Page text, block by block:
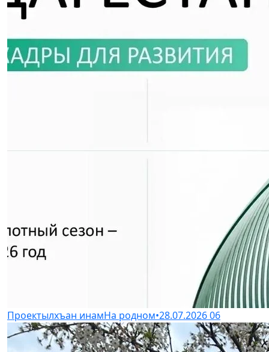
Проектылхъан инамНа родном•28.07.202606